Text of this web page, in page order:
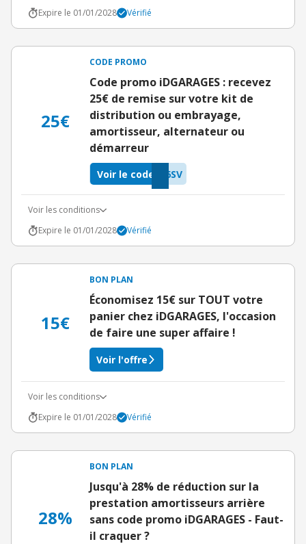
Expire le 01/01/2028 Vérifié
25€
CODE PROMO
Code promo iDGARAGES : recevez
25€ de remise sur votre kit de
distribution ou embrayage,
amortisseur, alternateur ou
démarreur
6SV
Voir le code
Voir les conditions
Expire le 01/01/2028
Vérifié
15€
BON PLAN
Économisez 15€ sur TOUT votre
panier chez iDGARAGES, l'occasion
de faire une super affaire !
Voir l'offre
Voir les conditions
Expire le 01/01/2028
Vérifié
28%
BON PLAN
Jusqu'à 28% de réduction sur la
prestation amortisseurs arrière
sans code promo iDGARAGES - Faut-
il craquer ?